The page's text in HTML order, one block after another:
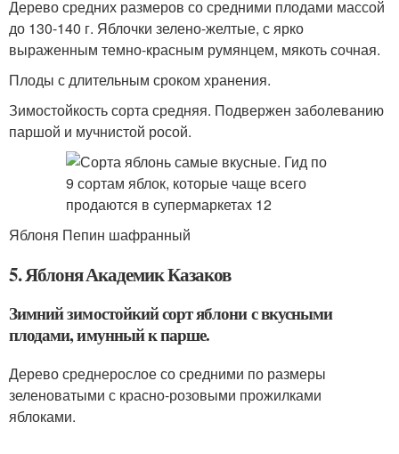
Дерево средних размеров со средними плодами массой
до 130-140 г. Яблочки зелено-желтые, с ярко
выраженным темно-красным румянцем, мякоть сочная.
Плоды с длительным сроком хранения.
Зимостойкость сорта средняя. Подвержен заболеванию
паршой и мучнистой росой.
Яблоня Пепин шафранный
5. Яблоня Академик Казаков
Зимний зимостойкий сорт яблони с вкусными
плодами, имунный к парше.
Дерево среднерослое со средними по размеры
зеленоватыми с красно-розовыми прожилками
яблоками.